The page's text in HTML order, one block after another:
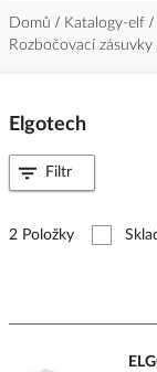
Domů Katalogy-elf
Rozbočovací zásuvky
Elgotech
2 Položky
Filtr